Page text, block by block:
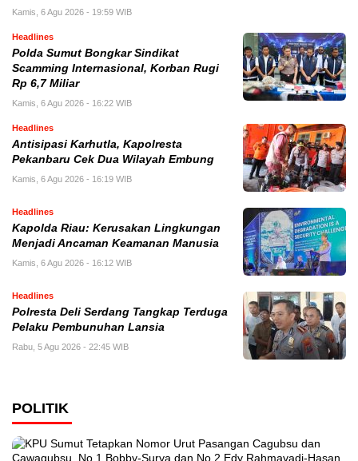
Kamis, 6 Agu 2026 - 19:59 WIB
Headlines
Polda Sumut Bongkar Sindikat
Scamming Internasional, Korban Rugi
Rp 6,7 Miliar
Kamis, 6 Agu 2026 - 16:22 WIB
Headlines
Antisipasi Karhutla, Kapolresta
Pekanbaru Cek Dua Wilayah Embung
Kamis, 6 Agu 2026 - 16:19 WIB
Headlines
Kapolda Riau: Kerusakan Lingkungan
Menjadi Ancaman Keamanan Manusia
Kamis, 6 Agu 2026 - 16:12 WIB
Headlines
Polresta Deli Serdang Tangkap Terduga
Pelaku Pembunuhan Lansia
Rabu, 5 Agu 2026 - 22:45 WIB
POLITIK